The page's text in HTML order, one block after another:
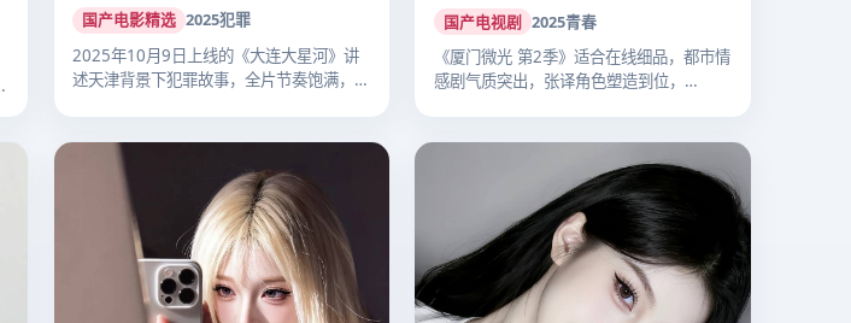
国产电影精选 2025犯罪
2025年10月9日上线的《大连大星河》讲
述天津背景下犯罪故事，全片节奏饱满，
国产电视剧 2025青春
《厦门微光 第2季》适合在线细品，都市情
感剧气质突出，张译角色塑造到位，